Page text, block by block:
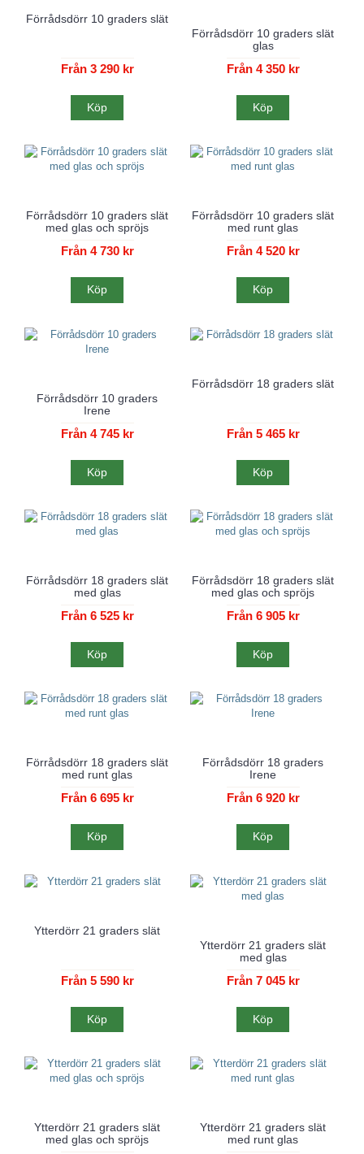
Förrådsdörr 10 graders slät
Från 3 290 kr
Köp
Förrådsdörr 10 graders slät
glas
Från 4 350 kr
Köp
Förrådsdörr 10 graders slät
med glas och spröjs
Från 4 730 kr
Köp
Förrådsdörr 10 graders slät
med runt glas
Från 4 520 kr
Köp
Förrådsdörr 10 graders
Irene
Från 4 745 kr
Köp
Förrådsdörr 18 graders slät
Från 5 465 kr
Köp
Förrådsdörr 18 graders slät
med glas
Från 6 525 kr
Köp
Förrådsdörr 18 graders slät
med glas och spröjs
Från 6 905 kr
Köp
Förrådsdörr 18 graders slät
med runt glas
Från 6 695 kr
Köp
Förrådsdörr 18 graders
Irene
Från 6 920 kr
Köp
Ytterdörr 21 graders slät
Från 5 590 kr
Köp
Ytterdörr 21 graders slät
med glas
Från 7 045 kr
Köp
Ytterdörr 21 graders slät
med glas och spröjs
Ytterdörr 21 graders slät
med runt glas